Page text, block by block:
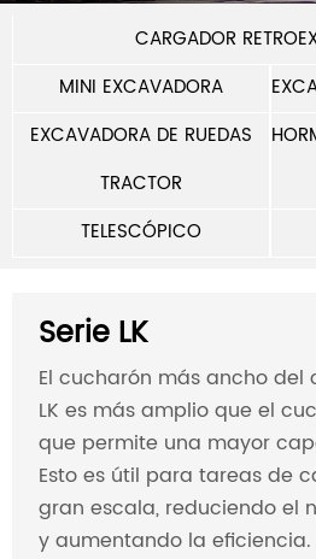
CARGADOR
MINI EXCAVADORA
EXCAVADORA DE RUEDAS
TRACTOR
TELESCÓPICO
Serie LK
El cucharón más ancho
LK es más amplio que el
que permite una mayor
Esto es útil para tareas de
gran escala, reduciendo el
y aumentando la eficiencia.